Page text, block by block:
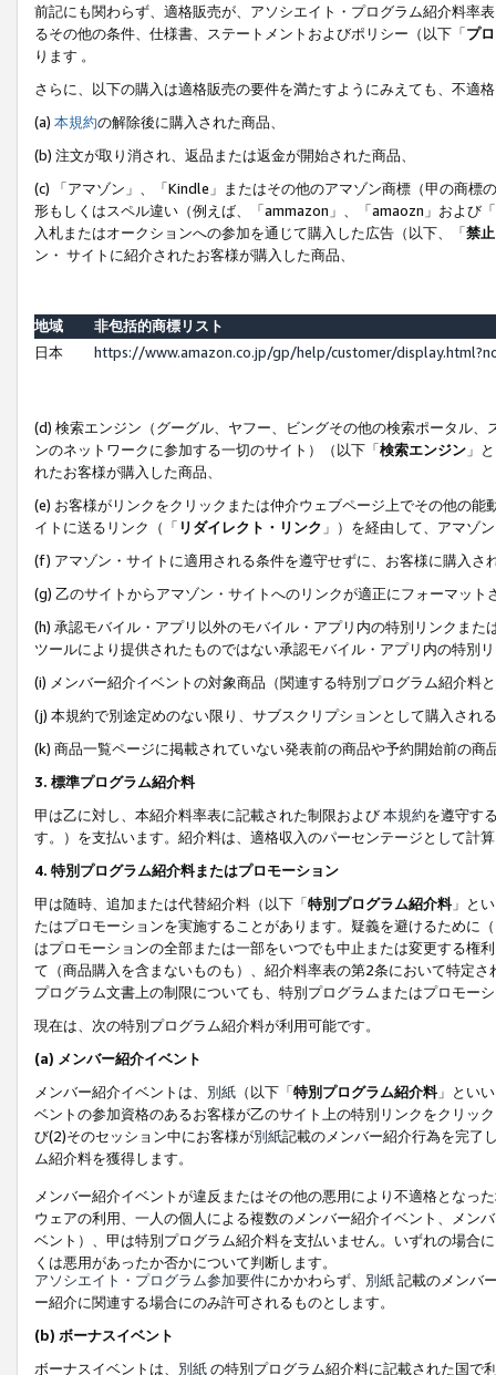
前記にも関わらず、適格販売が、アソシエイト・プログラム紹介料率
るその他の条件、仕様書、ステートメントおよびポリシー（以下「プ
ります 。
さらに、以下の購入は適格販売の要件を満たすようにみえても、不適
(a) 本規約の解除後に購入された商品、
(b) 注文が取り消され、返品または返金が開始された商品、
(c) 「アマゾン」、「Kindle」またはその他のアマゾン商標（甲の商
形もしくはスペル違い（例えば、「ammazon」、「amaozn」および
入札またはオークションへの参加を通じて購入した広告（以下、「禁
ン・ サイトに紹介されたお客様が購入した商品、
地域
非包括的商標リスト
日本
https://www.amazon.co.jp/gp/help/customer/
(d) 検索エンジン（グーグル、ヤフー、ビングその他の検索ポータル
ンのネットワークに参加する一切のサイト）（以下「検索エンジン 」
れたお客様が購入した商品、
(e) お客様がリンクをクリックまたは仲介ウェブページ上でその他の
イトに送るリンク（「 リダイレクト・リンク 」）を経由して、アマゾ
(f) アマゾン・サイトに適用される条件を遵守せずに、お客様に購入さ
(g) 乙のサイトからアマゾン・サイトへのリンクが適正にフォーマッ
(h) 承認モバイル・アプリ以外のモバイル・アプリ内の特別リンクま
ツールにより提供されたものではない承認モバイル・アプリ内の特別
(i) メンバー紹介イベントの対象商品（関連する特別プログラム紹介料
(j) 本規約で別途定めのない限り、サブスクリプションとして購入され
(k) 商品一覧ページに掲載されていない発表前の商品や予約開始前の商
3. 標準プログラム紹介料
甲は乙に対し、本紹介料率表に記載された制限および本規約を遵守す
す。）を支払います。紹介料は、適格収入のパーセンテージとして計
4. 特別プログラム紹介料またはプロモーション
甲は随時、追加または代替紹介料（以下「特別プログラム紹介料」と
たはプロモーションを実施することがあります。疑義を避けるために
はプロモーションの全部または一部をいつでも中止または変更する権
て（商品購入を含まないものも）、紹介料率表の第2条において特定
プログラム文書上の制限についても、特別プログラムまたはプロモー
現在は、次の特別プログラム紹介料が利用可能です。
(a) メンバー紹介イベント
メンバー紹介イベントは、 別紙 （以下「特別プログラム紹介料」とい
ベントの参加資格のあるお客様が乙のサイト上の特別リンクをクリッ
び(2)そのセッション中にお客様が別紙記載のメンバー紹介行為を完了
ム紹介料を獲得します。
メンバー紹介イベントが違反またはその他の悪用により不適格となっ
ウェアの利用、一人の個人による複数のメンバー紹介イベント、メン
ベント）、甲は特別プログラム紹介料を支払いません。いずれの場合
くは悪用があったか否かについて判断します。
アソシエイト・プログラム参加要件にかかわらず、 別紙記載のメンバ
ー紹介に関連する場合にのみ許可されるものとします。
(b) ボーナスイベント
ボーナスイベントは、 別紙の特別プログラム紹介料に記載された国で